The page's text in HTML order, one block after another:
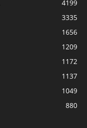
4199
3335
1656
1209
1172
1137
1049
880